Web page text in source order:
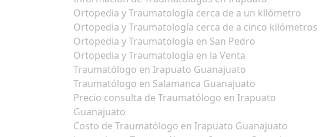
Ortopedia y Traumatología cerca de a un kilómetro
Ortopedia y Traumatología cerca de a cinco kilómetros
Ortopedia y Traumatología en San Pedro
Ortopedia y Traumatología en la Venta
Traumatólogo en Irapuato Guanajuato
Traumatólogo en Salamanca Guanajuato
Precio consulta de Traumatólogo en Irapuato
Guanajuato
Costo de Traumatólogo en Irapuato Guanajuato